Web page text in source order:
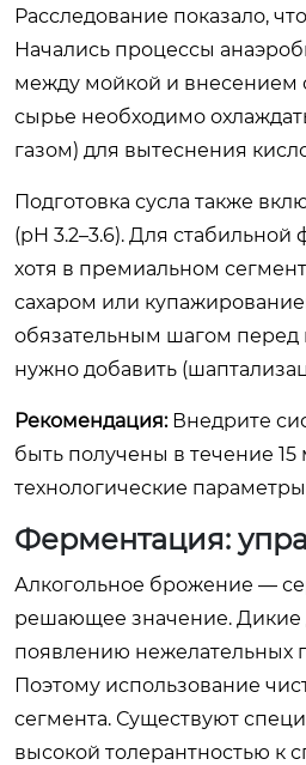
Расследование показало,
Начались процессы
между мойкой и внесением
сырье необходимо
газом) для вытеснения
Подготовка сусла также
(pH 3.2–3.6). Для
хотя в премиальном
сахаром или
обязательным шагом перед
нужно добавить
Рекомендация:Внедрите
быть получены в течение
технологические
Ферментация:
Алкогольное брожение —
решающее значение. Дикие
появлению нежелательных
Поэтому использование
сегмента. Существуют
высокой толерантностью к